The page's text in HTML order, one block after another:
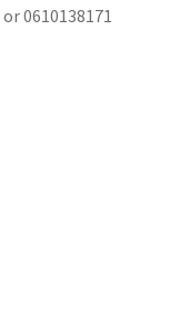
or 0610138171